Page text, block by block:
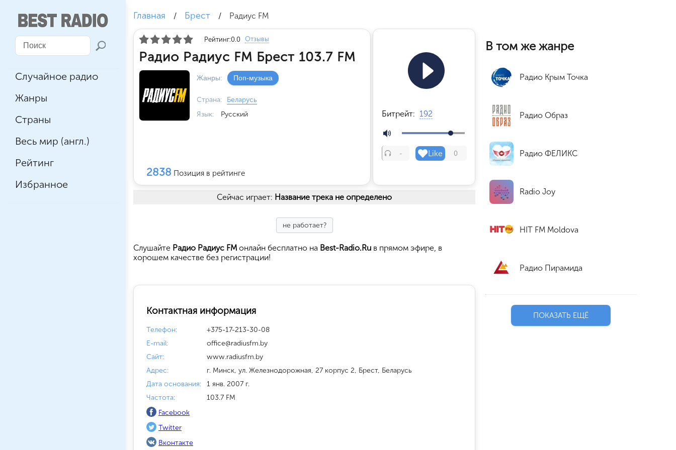
Случайное радио
Жанры
Страны
Весь мир (англ.)
Рейтинг
Избранное
Главная / Брест / Радиус FM
Рейтинг:0.0 Отзывы
Радио Радиус FM Брест 103.7 FM
Жанры: Поп-музыка
Страна:
Беларусь
Язык:
Русский Битрейт: 192
- Like 0
2838 Позиция в рейтинге
Сейчас играет: Название трека не определено
не работает?
Cлушайте Радио Радиус FM онлайн бесплатно на Best-Radio.Ru в прямом эфире, в
хорошем качестве без регистрации!
Контактная информация
Телефон:
+375-17-213-30-08
E-mail:
office@radiusfm.by
Сайт:
www.radiusfm.by
Адрес:
г. Минск, ул. Железнодорожная, 27 корпус 2, Брест, Беларусь
Дата основания:
1 янв. 2007 г.
Частота:
103.7 FM
Facebook
Twitter
Вконтакте
В том же жанре
Радио Крым Точка
Радио Образ
Радио ФЕЛИКС
Radio Joy
HIT FM Moldova
Радио Пирамида
ПОКАЗАТЬ ЕЩЁ